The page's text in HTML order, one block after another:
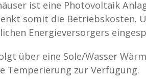
ist eine Photovoltaik
somit die Betriebskosten.
Energieversorgers
über eine Sole/Wasser
Temperierung zur Verfügung.